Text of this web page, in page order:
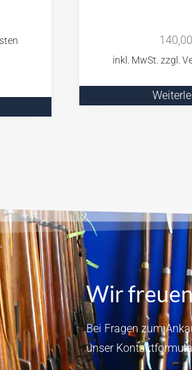
140,00
Wir
Bei Fragen zum
unser